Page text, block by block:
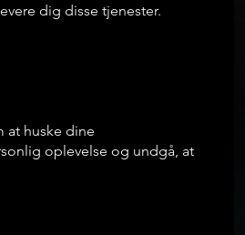
dig disse tjenester.
at huske dine
oplevelse og undgå, at